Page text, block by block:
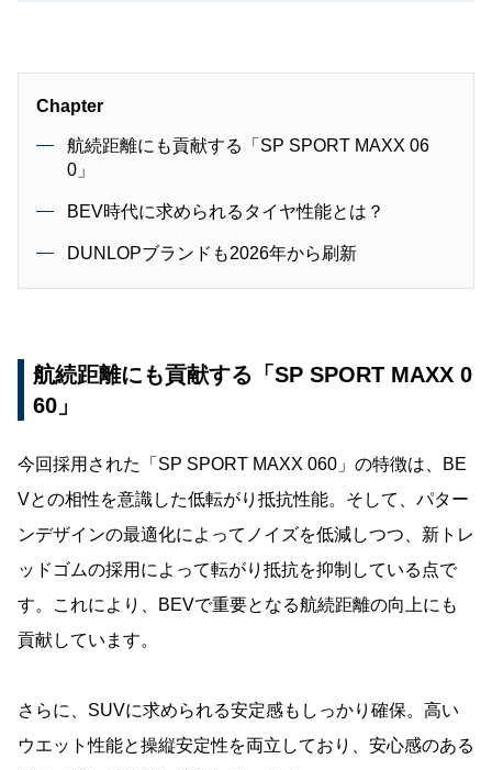
Chapter
航続距離にも貢献する「SP SPORT MAXX 06
0」
BEV時代に求められるタイヤ性能とは？
DUNLOPブランドも2026年から刷新
航続距離にも貢献する「SP SPORT MAXX 0
60」
今回採用された「SP SPORT MAXX 060」の特徴は、BE
Vとの相性を意識した低転がり抵抗性能。そして、パター
ンデザインの最適化によってノイズを低減しつつ、新トレ
ッドゴムの採用によって転がり抵抗を抑制している点で
す。これにより、BEVで重要となる航続距離の向上にも
貢献しています。
さらに、SUVに求められる安定感もしっかり確保。高い
ウエット性能と操縦安定性を両立しており、安心感のある